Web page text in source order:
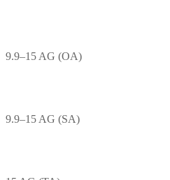
9.9–15 AG (OA)
9.9–15 AG (SA)